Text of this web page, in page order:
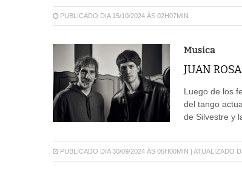
PUBLICADO DIA 15/10/2024 ÀS 02H07MIN
Musica
JUAN
Luego de los
del tango
de Silvestre y
PUBLICADO DIA 30/09/2024 ÀS 05H00MIN | ATUALIZADO